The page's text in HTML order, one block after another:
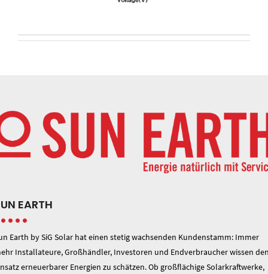
EARTH
Earth by SiG Solar hat einen stetig wachsenden Kundenstamm: Immer
Installateure, Großhändler, Investoren und Endverbraucher wissen
erneuerbarer Energien zu schätzen. Ob großflächige Solarkraftwerke,